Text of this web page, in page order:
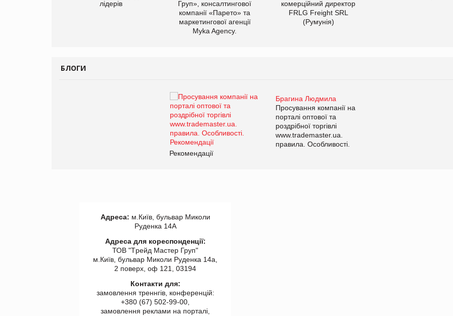
лідерів
Груп», консалтингової
компанії «Парето» та
маркетингової агенції
Myka Agency.
комерційний директор
FRLG Freight SRL
(Румунія)
БЛОГИ
Брагина Людмила
Просування компанії на
порталі оптової та
роздрібної торгівлі
www.trademaster.ua.
правила. Особливості.
Рекомендації
Адреса: м.Київ, бульвар Миколи
Руденка 14А
Адреса для кореспонденції:
ТОВ "Tрейд Мастер Груп"
м.Київ, бульвар Миколи Руденка 14а,
2 поверх, оф 121, 03194
Контакти для:
замовлення треннгів, конференцій:
+380 (67) 502-99-00,
замовлення реклами на порталі,